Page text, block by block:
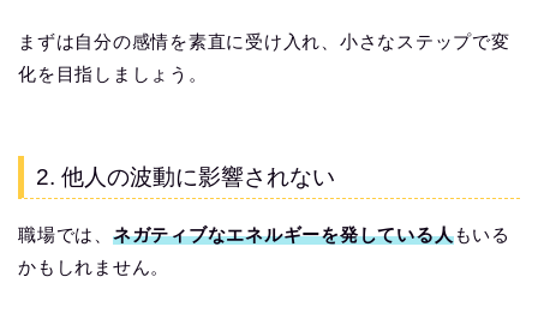
まずは自分の感情を素直に受け入れ、小さなステップで変
化を目指しましょう。
2. 他人の波動に影響されない
職場では、 ネガティブなエネルギーを発している人もいる
かもしれません。